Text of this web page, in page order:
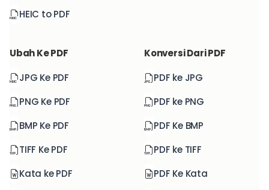
HEIC to PDF
Ubah Ke PDF
JPG Ke PDF
PNG Ke PDF
BMP Ke PDF
TIFF Ke PDF
Kata ke PDF
Konversi Dari PDF
PDF ke JPG
PDF ke PNG
PDF Ke BMP
PDF ke TIFF
PDF Ke Kata